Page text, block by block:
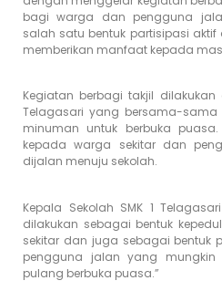
bagi warga dan pengguna
salah satu bentuk partisipasi aktif
memberikan manfaat kepada
Kegiatan berbagi takjil dilakukan
Telagasari yang bersama-
minuman untuk berbuka
kepada warga sekitar dan
dijalan menuju sekolah.
Kepala Sekolah SMK 1
dilakukan sebagai bentuk
sekitar dan juga sebagai bentuk
pengguna jalan yang
pulang berbuka puasa.”